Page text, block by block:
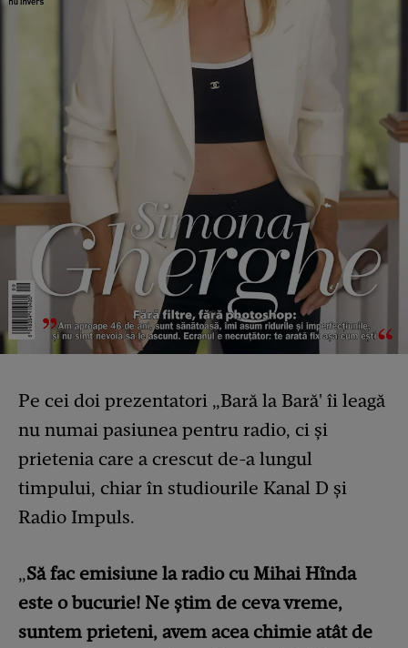
Pe cei doi prezentatori „Bară la Bară' îi leagă
nu numai pasiunea pentru radio, ci și
prietenia care a crescut de-a lungul
timpului, chiar în studiourile Kanal D și
Radio Impuls.
„Să fac emisiune la radio cu Mihai Hînda
este o bucurie! Ne știm de ceva vreme,
suntem prieteni, avem acea chimie atât de